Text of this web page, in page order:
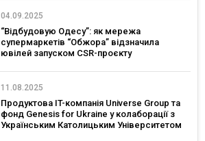
04.09.2025
“Відбудовую Одесу”: як мережа
супермаркетів “Обжора” відзначила
ювілей запуском CSR-проєкту
11.08.2025
Продуктова IT-компанія Universe Group та
фонд Genesis for Ukraine у колаборації з
Українським Католицьким Університетом